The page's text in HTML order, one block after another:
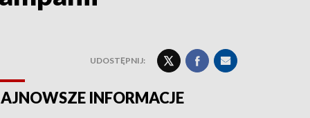
UDOSTĘPNIJ:
INFORMACJE